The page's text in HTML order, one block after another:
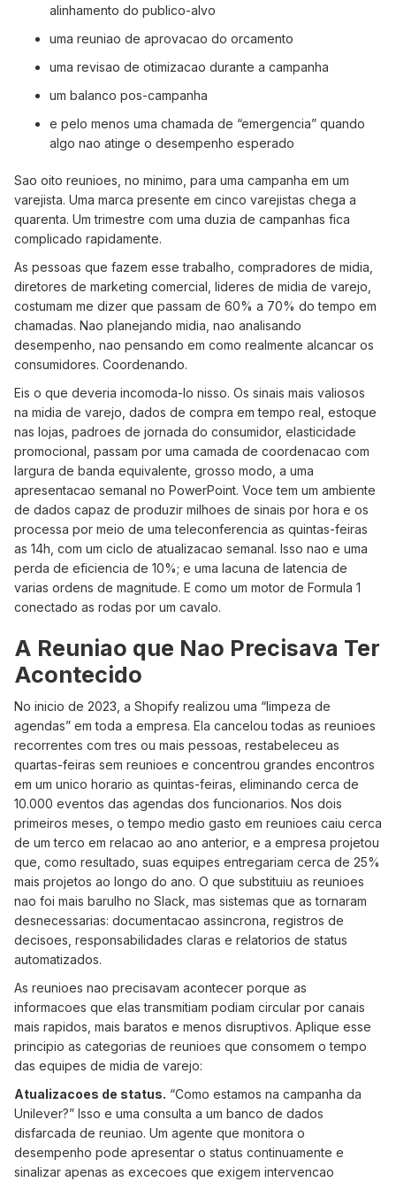
alinhamento do publico-alvo
uma reuniao de aprovacao do orcamento
uma revisao de otimizacao durante a campanha
um balanco pos-campanha
e pelo menos uma chamada de “emergencia” quando
algo nao atinge o desempenho esperado
Sao oito reunioes, no minimo, para uma campanha em um
varejista. Uma marca presente em cinco varejistas chega a
quarenta. Um trimestre com uma duzia de campanhas fica
complicado rapidamente.
As pessoas que fazem esse trabalho, compradores de midia,
diretores de marketing comercial, lideres de midia de varejo,
costumam me dizer que passam de 60% a 70% do tempo em
chamadas. Nao planejando midia, nao analisando
desempenho, nao pensando em como realmente alcancar os
consumidores. Coordenando.
Eis o que deveria incomoda-lo nisso. Os sinais mais valiosos
na midia de varejo, dados de compra em tempo real, estoque
nas lojas, padroes de jornada do consumidor, elasticidade
promocional, passam por uma camada de coordenacao com
largura de banda equivalente, grosso modo, a uma
apresentacao semanal no PowerPoint. Voce tem um ambiente
de dados capaz de produzir milhoes de sinais por hora e os
processa por meio de uma teleconferencia as quintas-feiras
as 14h, com um ciclo de atualizacao semanal. Isso nao e uma
perda de eficiencia de 10%; e uma lacuna de latencia de
varias ordens de magnitude. E como um motor de Formula 1
conectado as rodas por um cavalo.
A Reuniao que Nao Precisava Ter
Acontecido
No inicio de 2023, a Shopify realizou uma “limpeza de
agendas” em toda a empresa. Ela cancelou todas as reunioes
recorrentes com tres ou mais pessoas, restabeleceu as
quartas-feiras sem reunioes e concentrou grandes encontros
em um unico horario as quintas-feiras, eliminando cerca de
10.000 eventos das agendas dos funcionarios. Nos dois
primeiros meses, o tempo medio gasto em reunioes caiu cerca
de um terco em relacao ao ano anterior, e a empresa projetou
que, como resultado, suas equipes entregariam cerca de 25%
mais projetos ao longo do ano. O que substituiu as reunioes
nao foi mais barulho no Slack, mas sistemas que as tornaram
desnecessarias: documentacao assincrona, registros de
decisoes, responsabilidades claras e relatorios de status
automatizados.
As reunioes nao precisavam acontecer porque as
informacoes que elas transmitiam podiam circular por canais
mais rapidos, mais baratos e menos disruptivos. Aplique esse
principio as categorias de reunioes que consomem o tempo
das equipes de midia de varejo:
Atualizacoes de status. “Como estamos na campanha da
Unilever?” Isso e uma consulta a um banco de dados
disfarcada de reuniao. Um agente que monitora o
desempenho pode apresentar o status continuamente e
sinalizar apenas as excecoes que exigem intervencao